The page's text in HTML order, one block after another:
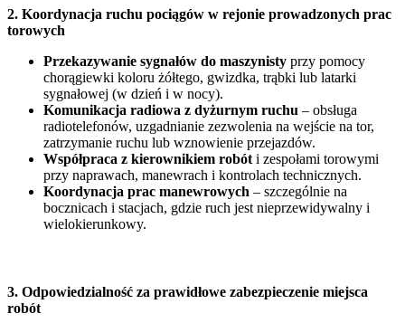
2. Koordynacja ruchu pociągów w rejonie prowadzonych prac
torowych
Przekazywanie sygnałów do maszynisty przy pomocy
chorągiewki koloru żółtego, gwizdka, trąbki lub latarki
sygnałowej (w dzień i w nocy).
Komunikacja radiowa z dyżurnym ruchu – obsługa
radiotelefonów, uzgadnianie zezwolenia na wejście na tor,
zatrzymanie ruchu lub wznowienie przejazdów.
Współpraca z kierownikiem robót i zespołami torowymi
przy naprawach, manewrach i kontrolach technicznych.
Koordynacja prac manewrowych – szczególnie na
bocznicach i stacjach, gdzie ruch jest nieprzewidywalny i
wielokierunkowy.
3. Odpowiedzialność za prawidłowe zabezpieczenie miejsca
robót